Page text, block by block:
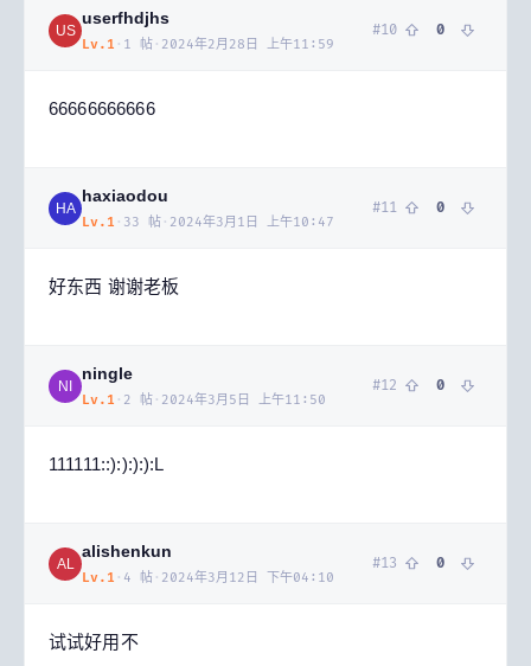
US
userfhdjhs
Lv. 1 · 1 帖 · 2024年2月28日 上午11:59
#10 0
66666666666
HA
haxiaodou
Lv. 1 · 33 帖 · 2024年3月1日 上午10:47
#11 0
好东西 谢谢老板
NI
ningle
Lv. 1 · 2 帖 · 2024年3月5日 上午11:50
#12 0
111111::):):):):L
AL
alishenkun
Lv. 1 · 4 帖 · 2024年3月12日 下午04:10
#13 0
试试好用不